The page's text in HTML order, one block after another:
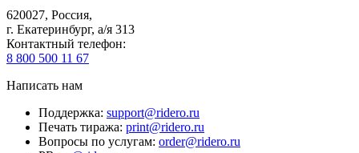
620027, Россия,
г. Екатеринбург, а/я 313
Контактный телефон:
8 800 500 11 67
Написать нам
Поддержка: support@ridero.ru
Печать тиража: print@ridero.ru
Вопросы по услугам: order@ridero.ru